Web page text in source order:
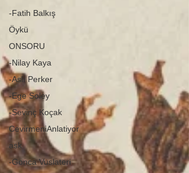
-Fatih Balkış
Öykü
ONSORU
-Nilay Kaya
-Aslı Perker
-Ege Soley
-Sevinç Koçak
CevirmeniAnlatiyor
ask
-Gonca Vuslateri